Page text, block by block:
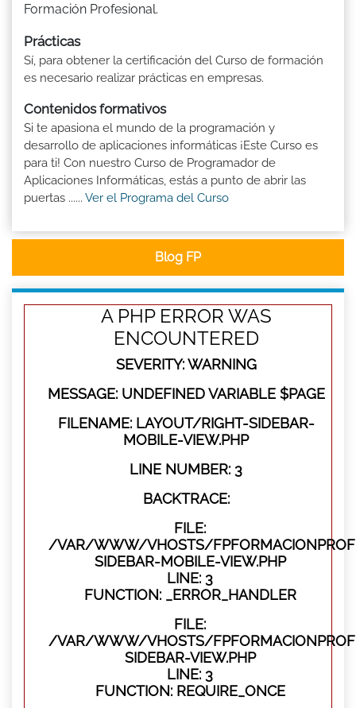
Formación Profesional.
Prácticas
Sí, para obtener la certificación del Curso de formación
es necesario realizar prácticas en empresas.
Contenidos formativos
Si te apasiona el mundo de la programación y
desarrollo de aplicaciones informáticas ¡Este Curso es
para ti! Con nuestro Curso de Programador de
Aplicaciones Informáticas, estás a punto de abrir las
puertas ...... Ver el Programa del Curso
Blog FP
A PHP ERROR WAS
ENCOUNTERED
SEVERITY: WARNING
MESSAGE: UNDEFINED VARIABLE $PAGE
FILENAME: LAYOUT/RIGHT-SIDEBAR-
MOBILE-VIEW.PHP
LINE NUMBER: 3
BACKTRACE:
FILE:
/VAR/WWW/VHOSTS/
SIDEBAR-MOBILE-VIEW.PHP
LINE: 3
FUNCTION: _ERROR_HANDLER
FILE:
/VAR/WWW/VHOSTS/
SIDEBAR-VIEW.PHP
LINE: 3
FUNCTION: REQUIRE_ONCE